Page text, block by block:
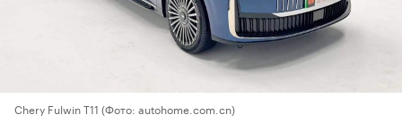
Chery Fulwin T11 (Фото: autohome.com.cn)